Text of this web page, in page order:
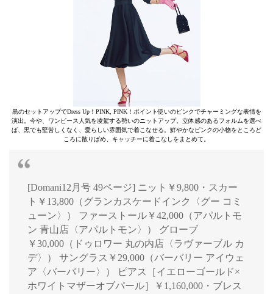
黒のセットアップでDress Up！PINK, PINK！ポイント使いのピンクでチャーミングな表情を
演出。今や、ワンピース人気を凌駕する勢いのニットアップ。立体感のあるフォルムを選べ
ば、黒でも堅苦しくなく、愛らしい雰囲気で着こなせる。鮮やかなピンクの小物をところど
ころに散りばめ、キャッチーに着こなしをまとめて。
[Domani12月号 49ページ] ニット￥9,800・スカー
ト￥13,800（グランカスケードインク〈グー コミ
ューン〉） ファーストール￥42,000（アパルトモ
ン 青山店〈アパルトモン〉） グローブ
￥30,000（ドゥロワー 丸の内店〈ラヴァーブル カ
デ〉） サングラス￥29,000（バーバリー アイウェ
ア〈バーバリー〉） ピアス［イエローゴールド×
ホワイトマザーオブパール］￥1,160,000・ブレス